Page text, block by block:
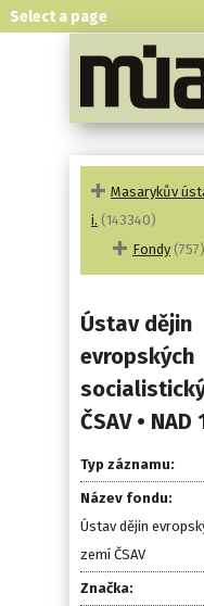
Masarykův
i. (143340)
Fondy (757)
Ústav dějin
evropských
ČSAV • NAD
Typ záznamu:
Název fondu:
Ústav dějin
zemí ČSAV
Značka: